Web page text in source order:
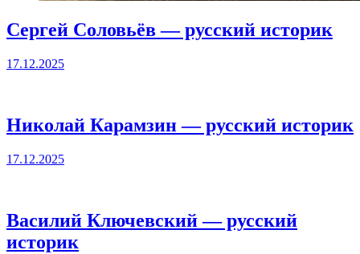
Сергей Соловьёв — русский историк
17.12.2025
Николай Карамзин — русский историк
17.12.2025
Василий Ключевский — русский
историк